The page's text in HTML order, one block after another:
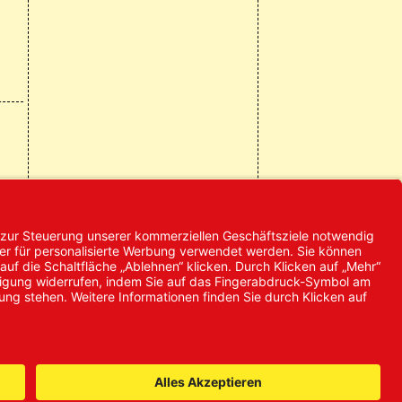
© 2024 Promed
Vertriebsgesellschaft mbH | Alle